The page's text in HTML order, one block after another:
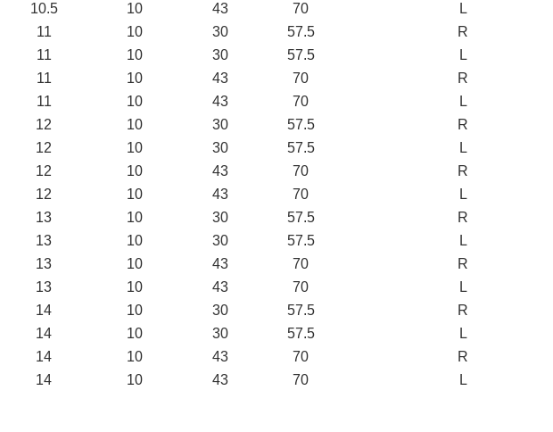
10.5
10 43 70
L
11
10 30 57.5
R
11
10 30 57.5
L
11
10 43 70
R
11
10 43 70
L
12
10 30 57.5
R
12
10 30 57.5
L
12
10 43 70
R
12
10 43 70
L
13
10 30 57.5
R
13
10 30 57.5
L
13
10 43 70
R
13
10 43 70
L
14
10 30 57.5
R
14
10 30 57.5
L
14
10 43 70
R
14
10 43 70 L